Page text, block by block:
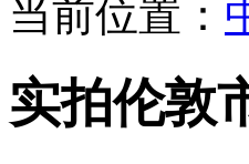
当前位置：
实拍伦敦